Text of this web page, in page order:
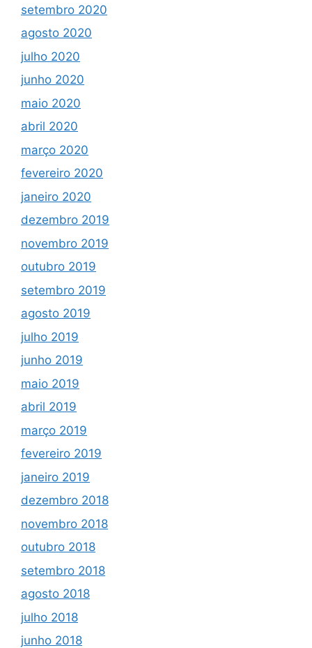
setembro 2020
agosto 2020
julho 2020
junho 2020
maio 2020
abril 2020
março 2020
fevereiro 2020
janeiro 2020
dezembro 2019
novembro 2019
outubro 2019
setembro 2019
agosto 2019
julho 2019
junho 2019
maio 2019
abril 2019
março 2019
fevereiro 2019
janeiro 2019
dezembro 2018
novembro 2018
outubro 2018
setembro 2018
agosto 2018
julho 2018
junho 2018